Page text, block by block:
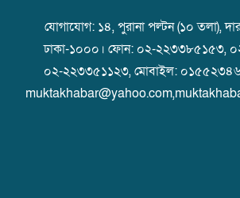
যোগাযোগ: ১৪, পুরানা পল্টন (১০ তলা),
ঢাকা-১০০০। ফোন: ০২-২২৩৩৮৫১৫৩,
০২-২২৩৩৫১১২৩, মোবাইল: